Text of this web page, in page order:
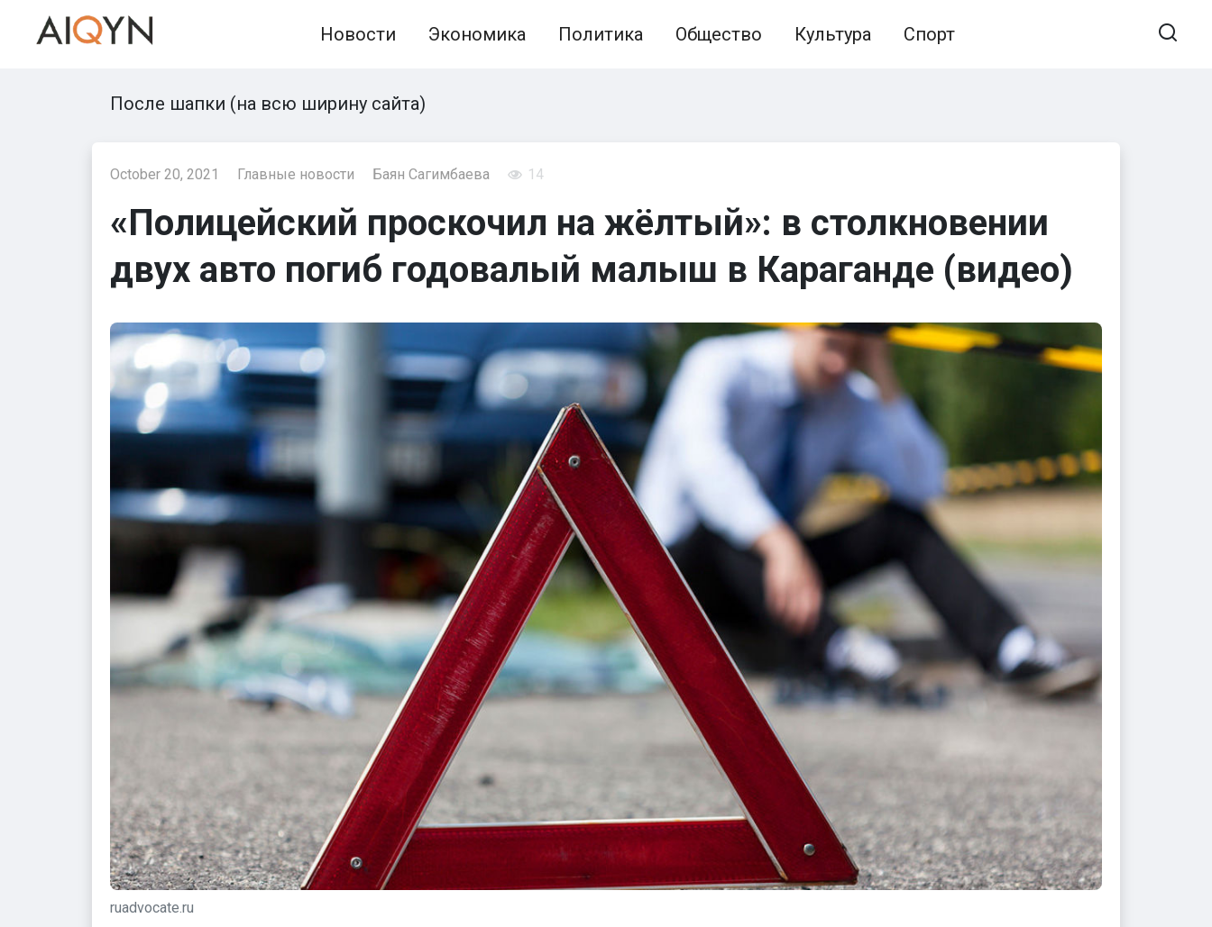
Новости Экономика Политика Общество Культура Спорт
После шапки (на всю ширину сайта)
October 20, 2021 Главные новости Баян Сагимбаева 14
«Полицейский проскочил на жёлтый»: в столкновении
двух авто погиб годовалый малыш в Караганде (видео)
ruadvocate.ru